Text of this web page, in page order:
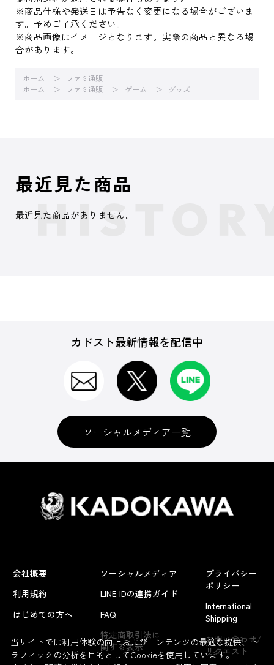
※商品仕様や発送日は予告なく変更になる場合がございま
す。予めご了承ください。
※商品画像はイメージとなります。実際の商品と異なる場
合があります。
ホーム
ファミ通販
ホーム
ファミ通販 ゲーム グッズ
よくあるお問い合わせ
最近見た商品
最近見た商品がありません。
カドスト最新情報を配信中
ソーシャルメディア一覧
会社概要
利用規約
はじめての方へ
ソーシャルメディア
LINE IDの連携ガイド
FAQ
特定商取引法に
関する表示
プライバシー
ポリシー
International
Shipping
お問い合わせ/
リクエスト
当サイトでは利用体験の向上およびコンテンツの最適な提供、ト
ラフィックの分析を目的としてCookieを使用しています。